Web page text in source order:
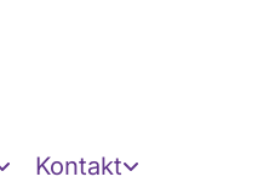
Kontakt